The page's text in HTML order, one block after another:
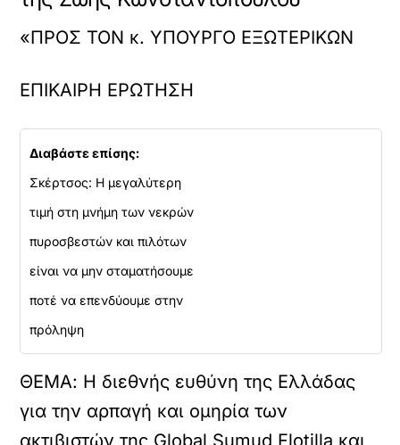
«ΠΡΟΣ ΤΟΝ κ. ΥΠΟΥΡΓΟ ΕΞΩΤΕΡΙΚΩΝ
ΕΠΙΚΑΙΡΗ ΕΡΩΤΗΣΗ
Διαβάστε επίσης:
Σκέρτσος: Η μεγαλύτερη
τιμή στη μνήμη των νεκρών
πυροσβεστών και πιλότων
είναι να μην σταματήσουμε
ποτέ να επενδύουμε στην
πρόληψη
ΘΕΜΑ: Η διεθνής ευθύνη της Ελλάδας
για την αρπαγή και ομηρία των
ακτιβιστών της Global Sumud Flotilla και